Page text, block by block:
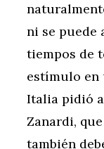
ni se puede
tiempos de
estímulo en
Italia pidió
Zanardi,
también